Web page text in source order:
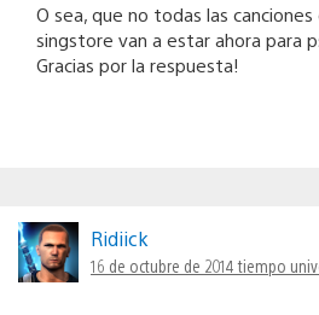
O sea, que no todas las
singstore van a estar ahora para
Gracias por la respuesta!
Ridiick
16 de octubre de 2014 tiempo